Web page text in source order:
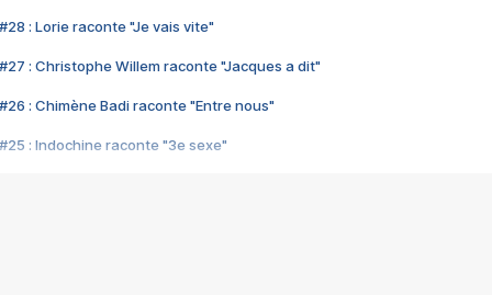
#28 : Lorie raconte "Je vais vite"
#27 : Christophe Willem raconte "Jacques a dit"
#26 : Chimène Badi raconte "Entre nous"
#25 : Indochine raconte "3e sexe"